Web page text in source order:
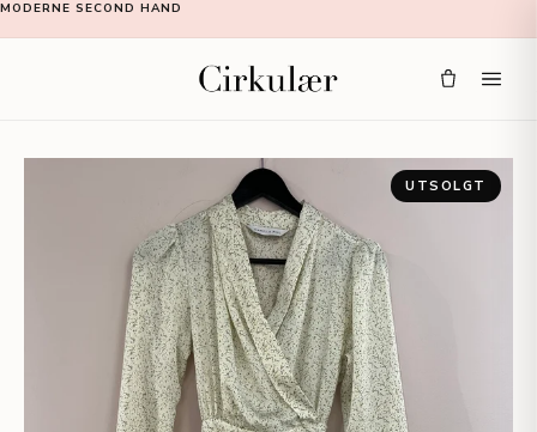
MODERNE SECOND HAND
UTSOLGT